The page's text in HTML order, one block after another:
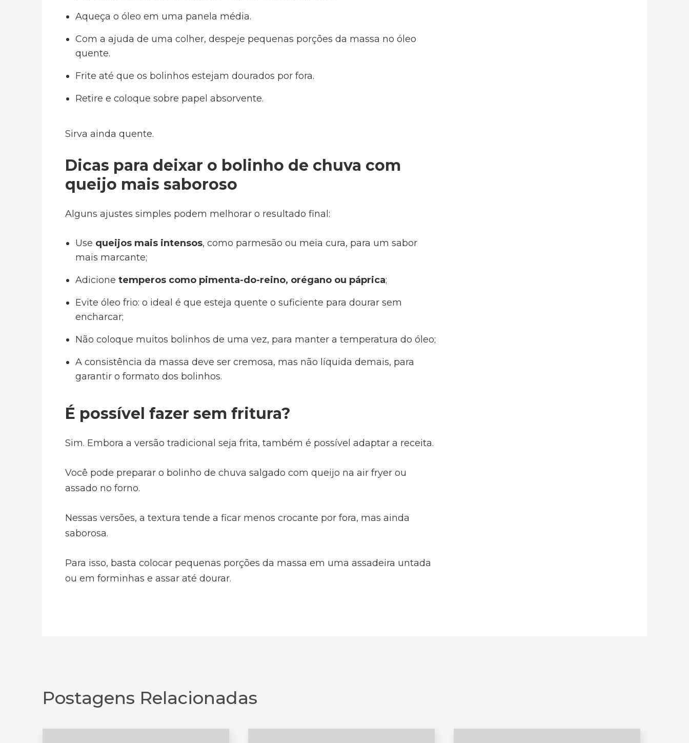
Aqueça o óleo em uma panela média.
Com a ajuda de uma colher, despeje pequenas porções da massa no óleo
quente.
Frite até que os bolinhos estejam dourados por fora.
Retire e coloque sobre papel absorvente.
Sirva ainda quente.
Dicas para deixar o bolinho de chuva com
queijo mais saboroso
Alguns ajustes simples podem melhorar o resultado final:
Use queijos mais intensos, como parmesão ou meia cura, para um sabor
mais marcante;
Adicione temperos como pimenta-do-reino, orégano ou páprica;
Evite óleo frio: o ideal é que esteja quente o suficiente para dourar sem
encharcar;
Não coloque muitos bolinhos de uma vez, para manter a temperatura do óleo;
A consistência da massa deve ser cremosa, mas não líquida demais, para
garantir o formato dos bolinhos.
É possível fazer sem fritura?
Sim. Embora a versão tradicional seja frita, também é possível adaptar a receita.
Você pode preparar o bolinho de chuva salgado com queijo na air fryer ou
assado no forno.
Nessas versões, a textura tende a ficar menos crocante por fora, mas ainda
saborosa.
Para isso, basta colocar pequenas porções da massa em uma assadeira untada
ou em forminhas e assar até dourar.
Postagens Relacionadas